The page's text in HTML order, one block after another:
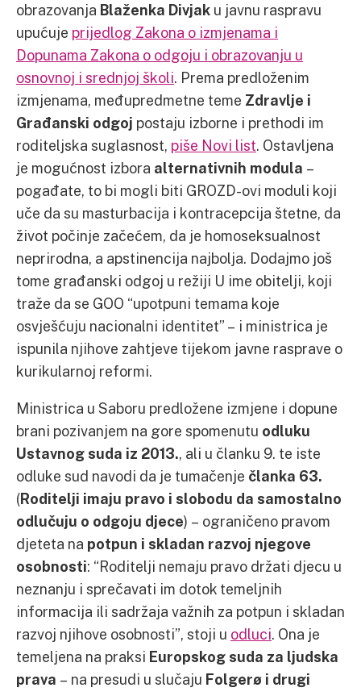
obrazovanja Blaženka Divjak u javnu raspravu
upućuje prijedlog Zakona o izmjenama i
Dopunama Zakona o odgoju i obrazovanju u
osnovnoj i srednjoj školi. Prema predloženim
izmjenama, međupredmetne teme Zdravlje i
Građanski odgoj postaju izborne i prethodi im
roditeljska suglasnost, piše Novi list. Ostavljena
je mogućnost izbora alternativnih modula –
pogađate, to bi mogli biti GROZD-ovi moduli koji
uče da su masturbacija i kontracepcija štetne, da
život počinje začećem, da je homoseksualnost
neprirodna, a apstinencija najbolja. Dodajmo još
tome građanski odgoj u režiji U ime obitelji, koji
traže da se GOO “upotpuni temama koje
osvješćuju nacionalni identitet” – i ministrica je
ispunila njihove zahtjeve tijekom javne rasprave o
kurikularnoj reformi.
Ministrica u Saboru predložene izmjene i dopune
brani pozivanjem na gore spomenutu odluku
Ustavnog suda iz 2013., ali u članku 9. te iste
odluke sud navodi da je tumačenje članka 63.
(Roditelji imaju pravo i slobodu da samostalno
odlučuju o odgoju djece) – ograničeno pravom
djeteta na potpun i skladan razvoj njegove
osobnosti: “Roditelji nemaju pravo držati djecu u
neznanju i sprečavati im dotok temeljnih
informacija ili sadržaja važnih za potpun i skladan
razvoj njihove osobnosti”, stoji u odluci. Ona je
temeljena na praksi Europskog suda za ljudska
prava – na presudi u slučaju Folgerø i drugi